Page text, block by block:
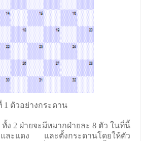
1 ตัวอย่างกระดาน
ทั้ง 2 ฝ่ายจะมีหมากฝ่ายละ 8 ตัว ในที่นี้
และแดง และตั้งกระดานโดยให้ตัว